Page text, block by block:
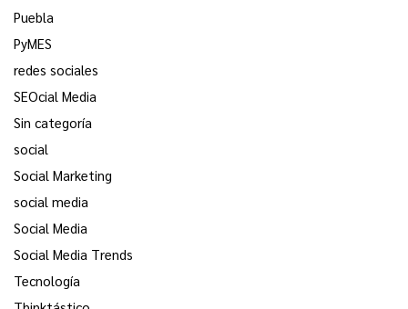
Puebla
PyMES
redes sociales
SEOcial Media
Sin categoría
social
Social Marketing
social media
Social Media
Social Media Trends
Tecnología